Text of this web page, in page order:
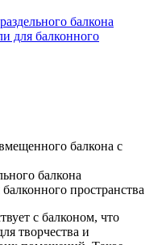
балкона
для балконного
балкона с
балкона
пространства
с балконом, что
творчества и